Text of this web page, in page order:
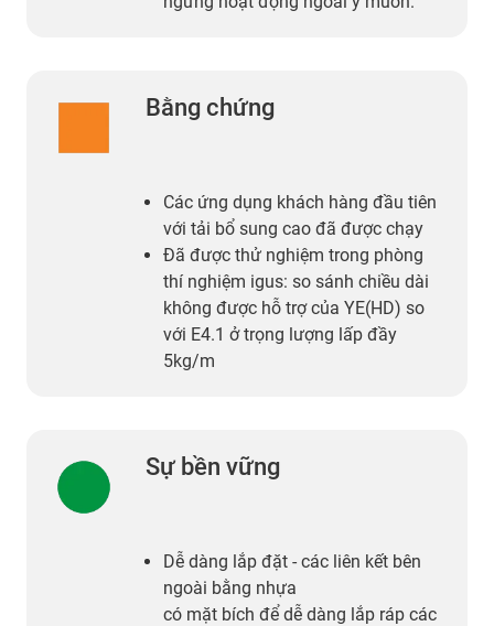
Bằng chứng
Các ứng dụng khách hàng đầu tiên
với tải bổ sung cao đã được chạy
Đã được thử nghiệm trong phòng
thí nghiệm igus: so sánh chiều dài
không được hỗ trợ của YE(HD) so
với E4.1 ở trọng lượng lấp đầy
5kg/m
Sự bền vững
Dễ dàng lắp đặt - các liên kết bên
ngoài bằng nhựa
có mặt bích để dễ dàng lắp ráp các